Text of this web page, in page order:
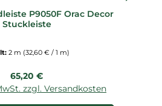
P9050F Orac Decor
Stuckleiste
2 m (32,60 € / 1 m)
Regulärer Preis:
65,20 €
zzgl. Versandkosten